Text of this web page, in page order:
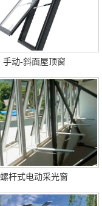
手动-斜面屋顶窗
螺杆式电动采光窗